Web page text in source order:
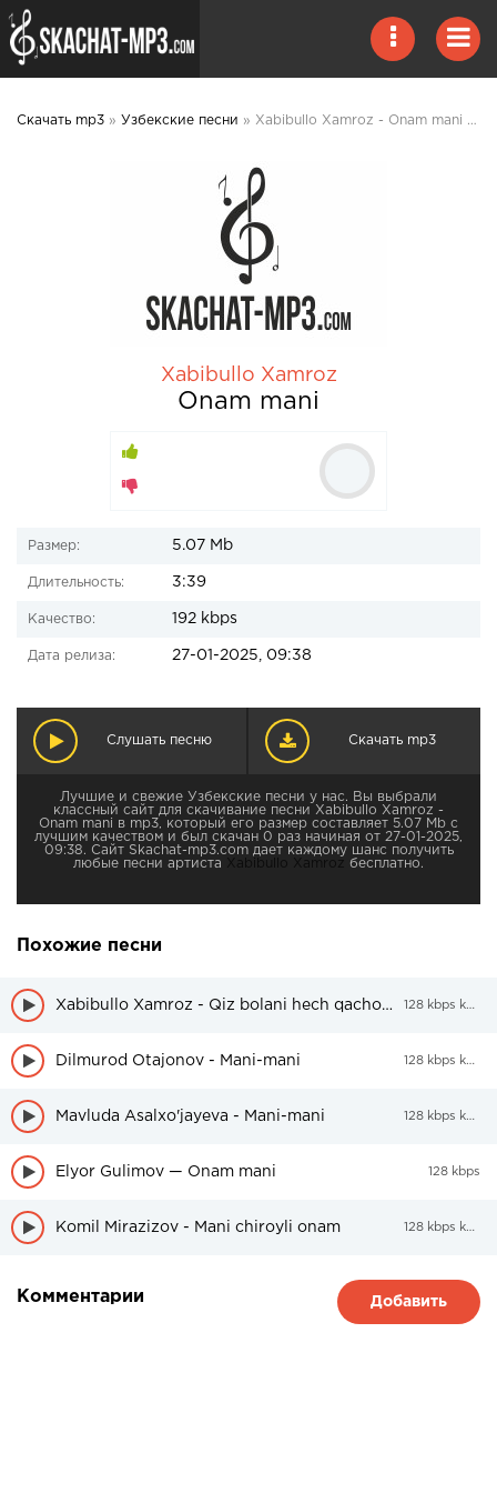
Скачать mp3 » Узбекские песни » Xabibullo Xamroz - Onam mani mp3 скачать
Xabibullo Xamroz
Onam mani
Размер: 5.07 Mb
Длительность: 3:39
Качество: 192 kbps
Дата релиза: 27-01-2025, 09:38
Слушать песню Скачать mp3
Лучшие и свежие Узбекские песни у нас. Вы выбрали
классный сайт для скачивание песни Xabibullo Xamroz -
Onam mani в mp3, который его размер составляет 5.07 Mb с
лучшим качеством и был скачан 0 раз начиная от 27-01-2025,
09:38. Сайт Skachat-mp3.com дает каждому шанс получить
любые песни артиста
Xabibullo Xamroz бесплатно.
Похожие песни
Xabibullo Xamroz - Qiz bolani hech qachon urmang 128 kbps kbps
Dilmurod Otajonov - Mani-mani 128 kbps kbps
Mavluda Asalxo'jayeva - Mani-mani 128 kbps kbps
Elyor Gulimov — Onam mani 128 kbps
Komil Mirazizov - Mani chiroyli onam 128 kbps kbps
Комментарии Добавить